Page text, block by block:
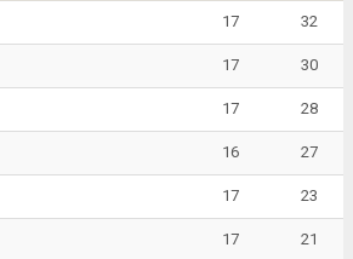
17 32
17 30
17 28
16 27
17 23
17 21